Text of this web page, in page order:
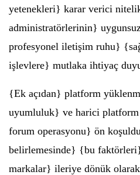
yetenekleri} karar verici
administratörlerinin}
profesyonel iletişim ruhu}
işlevlere} mutlaka ihtiyaç
{Ek açıdan} platform
uyumluluk} ve harici
forum operasyonu} ön
belirlemesinde} {bu
markalar} ileriye dönük